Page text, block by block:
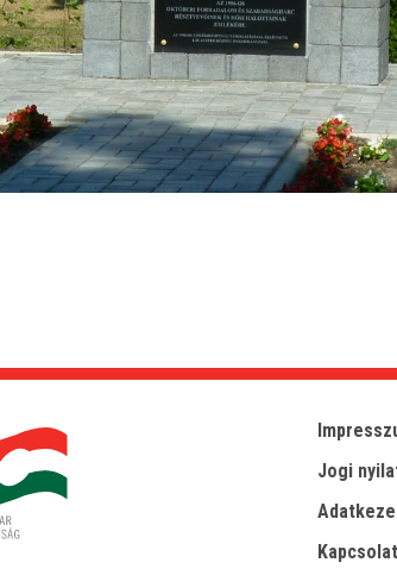
Jogi
Kapcsolat